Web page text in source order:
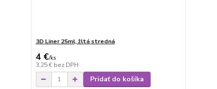
3D Liner 25ml, žltá stredná
4 €/ks
3,25 € bez DPH
Pridať do košíka